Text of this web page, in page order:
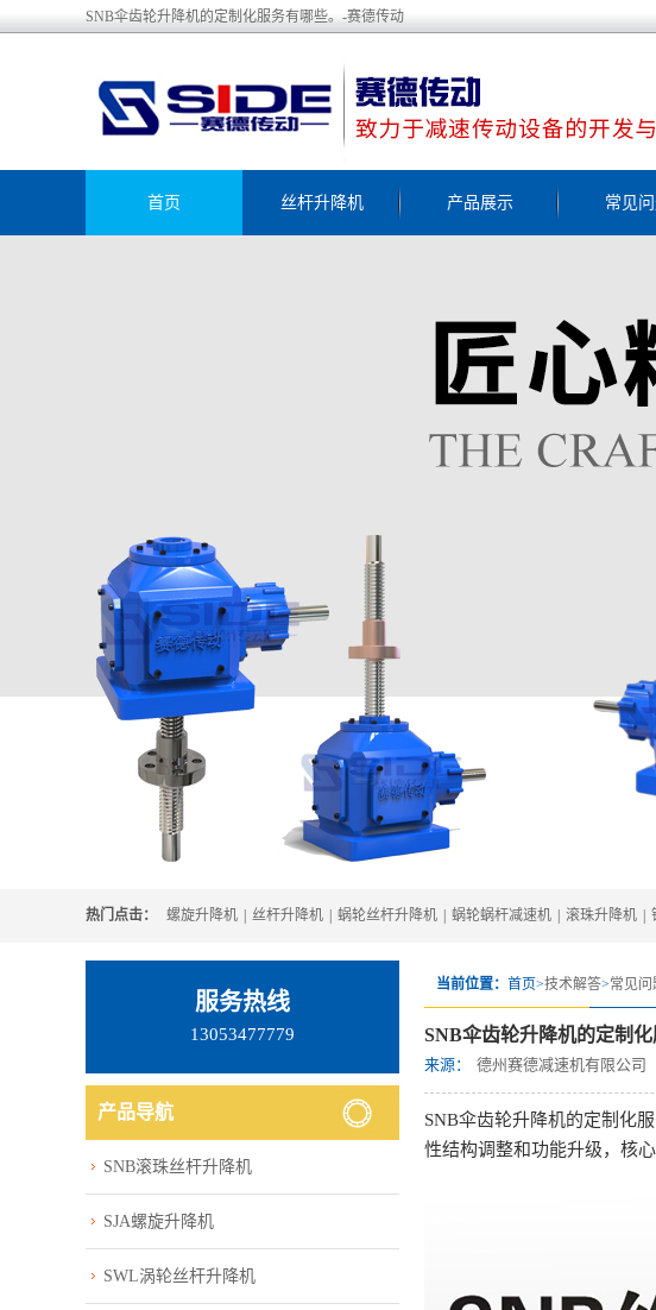
SNB伞齿轮升降机的定制化服务有哪些。-赛德传动
首页 丝杆升降机 产品展示 常见
热门点击： 螺旋升降机 丝杆升降机 蜗轮丝杆升降机 蜗轮蜗杆减速机 滚珠升降机
当前位置： 首页>技术解答>常见问
SNB伞齿轮升降机的定制化
来源： 德州赛德减速机有限公司
SNB伞齿轮升降机的定制化服
性结构调整和功能升级，核
服务热线
13053477779
产品导航
SNB滚珠丝杆升降机
SJA螺旋升降机
SWL涡轮丝杆升降机